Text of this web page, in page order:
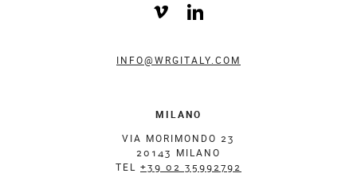
INFO@WRGITALY.COM
MILANO
VIA MORIMONDO 23
20143 MILANO
TEL +39 02 35992792